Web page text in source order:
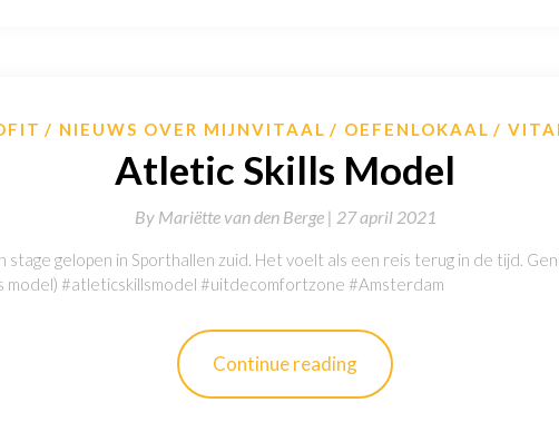
NIEUWS OVER MIJNVITAAL OEFENLOKAAL
Atletic Skills Model
By Mariëtte van den Berge | 27 april 2021
stage gelopen in Sporthallen zuid. Het voelt als een reis terug in de tijd.
model) #atleticskillsmodel #uitdecomfortzone #Amsterdam
Continue reading